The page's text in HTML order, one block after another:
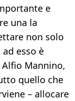
e
una la
non solo
esso è
Mannino,
quello che
– allocare